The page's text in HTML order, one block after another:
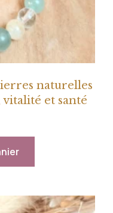
naturelles
et santé